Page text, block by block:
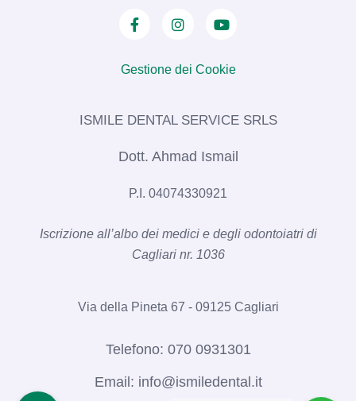
Gestione dei Cookie
ISMILE DENTAL SERVICE SRLS​
Dott. Ahmad Ismail
P.I. 04074330921
Iscrizione all’albo dei medici e degli odontoiatri di
Cagliari nr. 1036​
Via della Pineta 67 - 09125 Cagliari
Telefono: 070 0931301
Email: info@ismiledental.it